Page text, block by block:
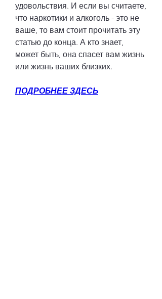
удовольствия. И если вы считаете,
что наркотики и алкоголь - это не
ваше, то вам стоит прочитать эту
статью до конца. А кто знает,
может быть, она спасет вам жизнь
или жизнь ваших близких.
ПОДРОБНЕЕ ЗДЕСЬ